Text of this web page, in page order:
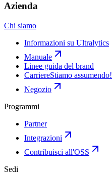
Azienda
Chi siamo
Informazioni su Ultralytics
Manuale
Linee guida del brand
CarriereStiamo assumendo!
Negozio
Programmi
Partner
Integrazioni
Contribuisci all'OSS
Sedi